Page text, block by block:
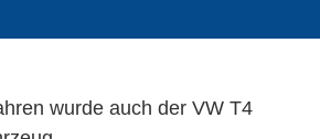
wurde auch der VW T4